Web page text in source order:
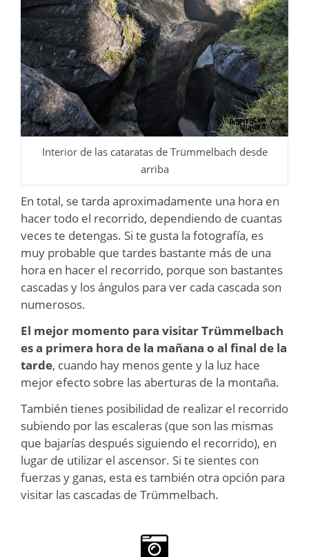
Interior de las cataratas de Trümmelbach desde
arriba
En total, se tarda aproximadamente una hora en
hacer todo el recorrido, dependiendo de cuantas
veces te detengas. Si te gusta la fotografía, es
muy probable que tardes bastante más de una
hora en hacer el recorrido, porque son bastantes
cascadas y los ángulos para ver cada cascada son
numerosos.
El mejor momento para visitar Trümmelbach
es a primera hora de la mañana o al final de la
tarde, cuando hay menos gente y la luz hace
mejor efecto sobre las aberturas de la montaña.
También tienes posibilidad de realizar el recorrido
subiendo por las escaleras (que son las mismas
que bajarías después siguiendo el recorrido), en
lugar de utilizar el ascensor. Si te sientes con
fuerzas y ganas, esta es también otra opción para
visitar las cascadas de Trümmelbach.